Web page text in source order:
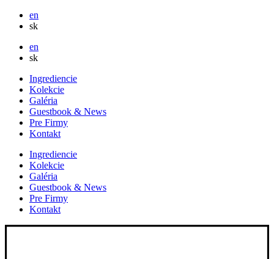
en
sk
en
sk
Ingrediencie
Kolekcie
Galéria
Guestbook & News
Pre Firmy
Kontakt
Ingrediencie
Kolekcie
Galéria
Guestbook & News
Pre Firmy
Kontakt